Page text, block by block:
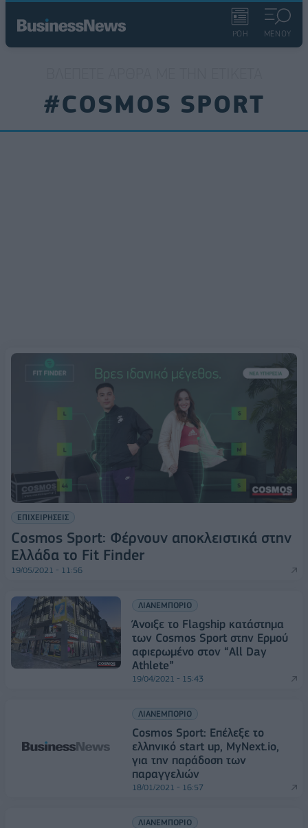
ΡΟΗ ΜΕΝΟΥ
#COSMOS SPORT
ΕΠΙΧΕΙΡΗΣΕΙΣ
Cosmos Sport: Φέρνουν αποκλειστικά στην
Ελλάδα το Fit Finder
19/05/2021 - 11:56
ΛΙΑΝΕΜΠΟΡΙΟ
Άνοιξε το Flagship κατάστημα
των Cosmos Sport στην Ερμού
αφιερωμένο στον “All Day
Athlete”
19/04/2021 - 15:43
ΛΙΑΝΕΜΠΟΡΙΟ
Cosmos Sport: Επέλεξε το
ελληνικό start up, MyNext.io,
για την παράδοση των
παραγγελιών
18/01/2021 - 16:57
ΛΙΑΝΕΜΠΟΡΙΟ